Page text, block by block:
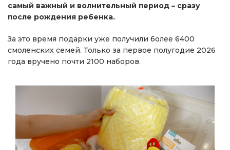
самый важный и волнительный период – сразу
после рождения ребенка.
За это время подарки уже получили более 6400
смоленских семей. Только за первое полугодие 2026
года вручено почти 2100 наборов.